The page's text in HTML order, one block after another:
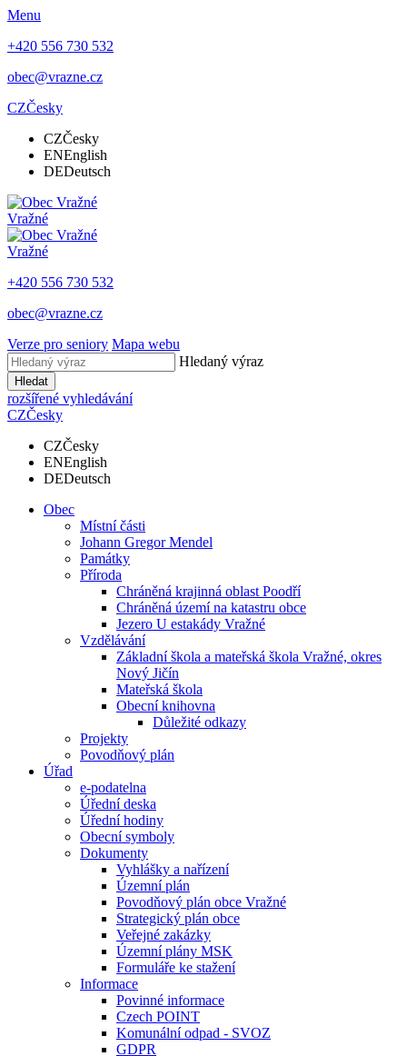
Menu
+420 556 730 532
obec@vrazne.cz
CZČesky
CZČesky
ENEnglish
DEDeutsch
Vražné
Vražné
+420 556 730 532
obec@vrazne.cz
Verze pro seniory Mapa webu
Hledaný výraz
Hledat
rozšířené vyhledávání
CZČesky
CZČesky
ENEnglish
DEDeutsch
Obec
Místní části
Johann Gregor Mendel
Památky
Příroda
Chráněná krajinná oblast Poodří
Chráněná území na katastru obce
Jezero U estakády Vražné
Vzdělávání
Základní škola a mateřská škola Vražné, okres
Nový Jičín
Mateřská škola
Obecní knihovna
Důležité odkazy
Projekty
Povodňový plán
Úřad
e-podatelna
Úřední deska
Úřední hodiny
Obecní symboly
Dokumenty
Vyhlášky a nařízení
Územní plán
Povodňový plán obce Vražné
Strategický plán obce
Veřejné zakázky
Územní plány MSK
Formuláře ke stažení
Informace
Povinné informace
Czech POINT
Komunální odpad - SVOZ
GDPR